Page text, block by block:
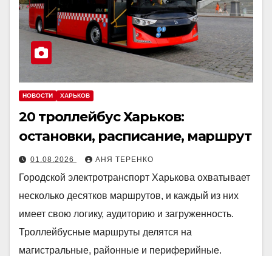
НОВОСТИ ХАРЬКОВ
20 троллейбус Харьков:
остановки, расписание, маршрут
01.08.2026 АНЯ ТЕРЕНКО
Городской электротранспорт Харькова охватывает
несколько десятков маршрутов, и каждый из них
имеет свою логику, аудиторию и загруженность.
Троллейбусные маршруты делятся на
магистральные, районные и периферийные.